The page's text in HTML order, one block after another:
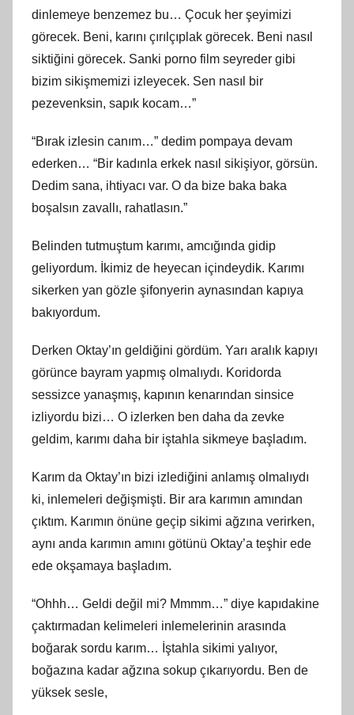
dinlemeye benzemez bu… Çocuk her şeyimizi
görecek. Beni, karını çırılçıplak görecek. Beni nasıl
siktiğini görecek. Sanki porno film seyreder gibi
bizim sikişmemizi izleyecek. Sen nasıl bir
pezevenksin, sapık kocam…”
“Bırak izlesin canım…” dedim pompaya devam
ederken… “Bir kadınla erkek nasıl sikişiyor, görsün.
Dedim sana, ihtiyacı var. O da bize baka baka
boşalsın zavallı, rahatlasın.”
Belinden tutmuştum karımı, amcığında gidip
geliyordum. İkimiz de heyecan içindeydik. Karımı
sikerken yan gözle şifonyerin aynasından kapıya
bakıyordum.
Derken Oktay’ın geldiğini gördüm. Yarı aralık kapıyı
görünce bayram yapmış olmalıydı. Koridorda
sessizce yanaşmış, kapının kenarından sinsice
izliyordu bizi… O izlerken ben daha da zevke
geldim, karımı daha bir iştahla sikmeye başladım.
Karım da Oktay’ın bizi izlediğini anlamış olmalıydı
ki, inlemeleri değişmişti. Bir ara karımın amından
çıktım. Karımın önüne geçip sikimi ağzına verirken,
aynı anda karımın amını götünü Oktay’a teşhir ede
ede okşamaya başladım.
“Ohhh… Geldi değil mi? Mmmm…” diye kapıdakine
çaktırmadan kelimeleri inlemelerinin arasında
boğarak sordu karım… İştahla sikimi yalıyor,
boğazına kadar ağzına sokup çıkarıyordu. Ben de
yüksek sesle,